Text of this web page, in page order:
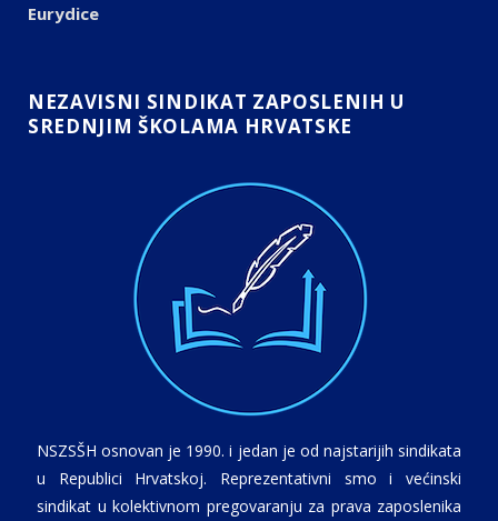
Eurydice
NEZAVISNI SINDIKAT ZAPOSLENIH U
SREDNJIM ŠKOLAMA HRVATSKE
NSZSŠH osnovan je 1990. i jedan je od najstarijih sindikata
u Republici Hrvatskoj. Reprezentativni smo i većinski
sindikat u kolektivnom pregovaranju za prava zaposlenika